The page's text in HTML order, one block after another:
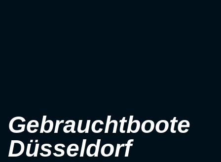
Gebrauchtboote
Düsseldorf